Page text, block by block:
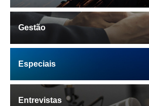
Gestão
Especiais
Entrevistas